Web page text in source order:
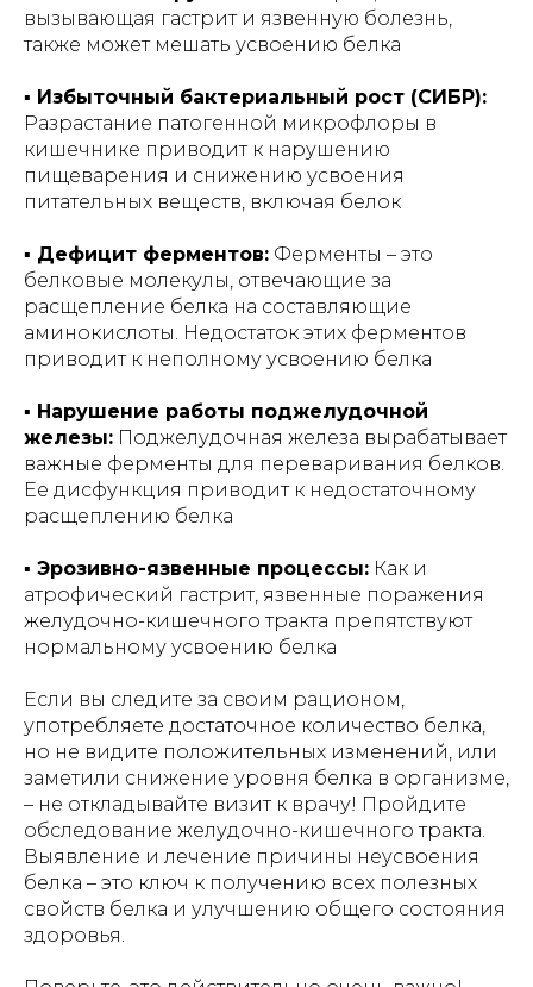
вызывающая гастрит и язвенную болезнь,
также может мешать усвоению белка
▪️ Избыточный бактериальный рост (СИБР):
Разрастание патогенной микрофлоры в
кишечнике приводит к нарушению
пищеварения и снижению усвоения
питательных веществ, включая белок
▪️ Дефицит ферментов: Ферменты – это
белковые молекулы, отвечающие за
расщепление белка на составляющие
аминокислоты. Недостаток этих ферментов
приводит к неполному усвоению белка
▪️ Нарушение работы поджелудочной
железы: Поджелудочная железа вырабатывает
важные ферменты для переваривания белков.
Ее дисфункция приводит к недостаточному
расщеплению белка
▪️ Эрозивно-язвенные процессы: Как и
атрофический гастрит, язвенные поражения
желудочно-кишечного тракта препятствуют
нормальному усвоению белка
Если вы следите за своим рационом,
употребляете достаточное количество белка,
но не видите положительных изменений, или
заметили снижение уровня белка в организме,
– не откладывайте визит к врачу! Пройдите
обследование желудочно-кишечного тракта.
Выявление и лечение причины неусвоения
белка – это ключ к получению всех полезных
свойств белка и улучшению общего состояния
здоровья.